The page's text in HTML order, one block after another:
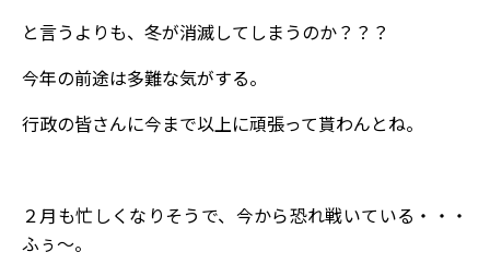
と言うよりも、冬が消滅してしまうのか？？？
今年の前途は多難な気がする。
行政の皆さんに今まで以上に頑張って貰わんとね。
２月も忙しくなりそうで、今から恐れ戦いている・・・
ふぅ～。